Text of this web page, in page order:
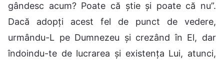
gândesc acum? Poate că știe și poate că nu”.
Dacă adopți acest fel de punct de vedere,
urmându-L pe Dumnezeu și crezând în El, dar
îndoindu-te de lucrarea și existența Lui, atunci,